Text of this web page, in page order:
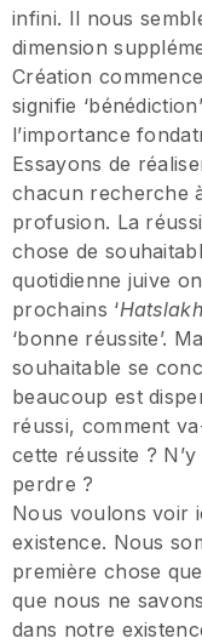
infini. Il nous
dimension
Création
signifie
l’importance
Essayons de
chacun recherche
profusion. La
chose de
quotidienne juive
prochains ‘
‘bonne réussite’.
souhaitable se
beaucoup est
réussi, comment
cette réussite ?
perdre ?
Nous voulons voir
existence. Nous
première chose
que nous ne
dans notre